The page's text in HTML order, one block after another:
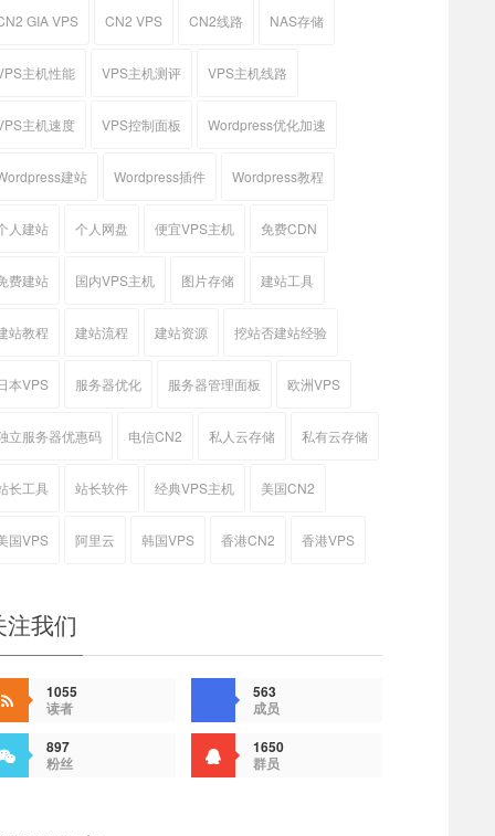
GIA VPS CN2 VPS CN2线路 NAS存储
主机性能 VPS主机测评 VPS主机线路
主机速度 VPS控制面板 Wordpress优化加速
建站 Wordpress插件 Wordpress教程
人建站 个人网盘 便宜VPS主机 免费CDN
费建站 国内VPS主机 图片存储 建站工具
站教程 建站流程 建站资源 挖站否建站经验
本VPS 服务器优化 服务器管理面板 欧洲VPS
立服务器优惠码 电信CN2 私人云存储 私有云存储
长工具 站长软件 经典VPS主机 美国CN2
国VPS 阿里云 韩国VPS 香港CN2 香港VPS
注我们
1055
读者
563
成员
897
粉丝
1650
群员